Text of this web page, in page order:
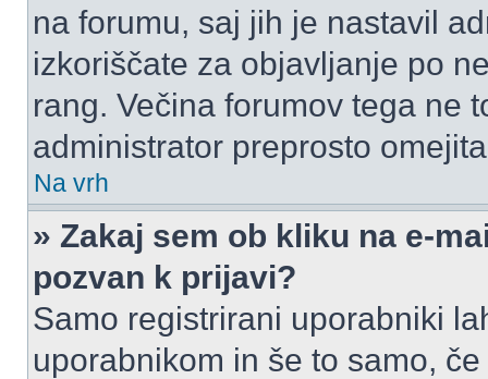
na forumu, saj jih je nastavil
izkoriščate za objavljanje po
rang. Večina forumov tega ne
administrator preprosto
Na vrh
» Zakaj sem ob kliku na e-
pozvan k prijavi?
Samo registrirani uporabniki
uporabnikom in še to samo,